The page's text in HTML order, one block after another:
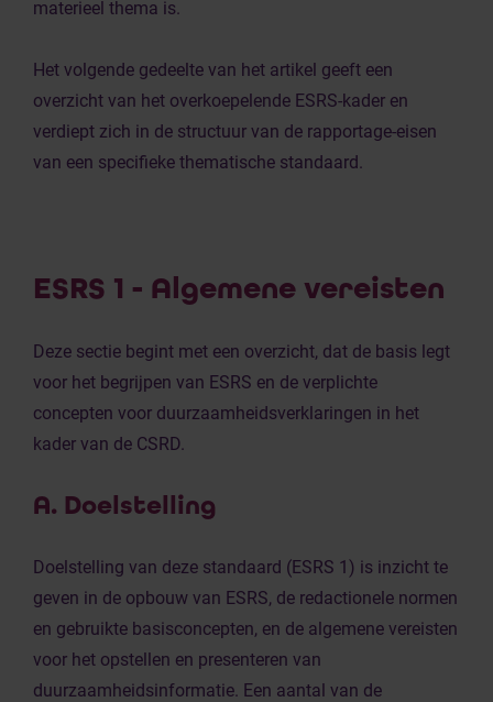
materieel thema is.
Het volgende gedeelte van het artikel geeft een
overzicht van het overkoepelende ESRS-kader en
verdiept zich in de structuur van de rapportage-eisen
van een specifieke thematische standaard.
ESRS 1 - Algemene vereisten
Deze sectie begint met een overzicht, dat de basis legt
voor het begrijpen van ESRS en de verplichte
concepten voor duurzaamheidsverklaringen in het
kader van de CSRD.
A. Doelstelling
Doelstelling van deze standaard (ESRS 1) is inzicht te
geven in de opbouw van ESRS, de redactionele normen
en gebruikte basisconcepten, en de algemene vereisten
voor het opstellen en presenteren van
duurzaamheidsinformatie. Een aantal van de